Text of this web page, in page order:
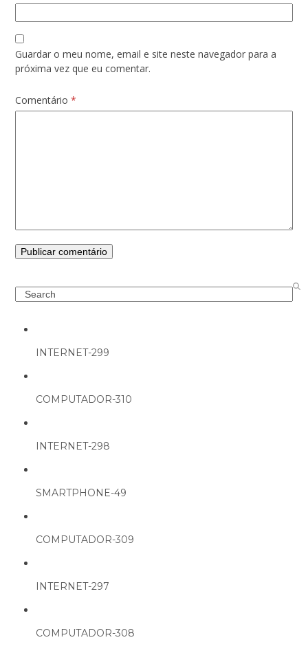
Guardar o meu nome, email e site neste navegador para a
próxima vez que eu comentar.
Comentário*
Search
INTERNET-299
COMPUTADOR-310
INTERNET-298
SMARTPHONE-49
COMPUTADOR-309
INTERNET-297
COMPUTADOR-308